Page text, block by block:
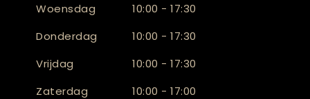
Woensdag
10:00 - 17:30
Donderdag
10:00 - 17:30
Vrijdag
10:00 - 17:30
Zaterdag
10:00 - 17:00